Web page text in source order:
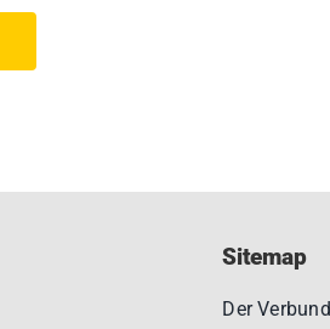
Sitemap
Der Verbund